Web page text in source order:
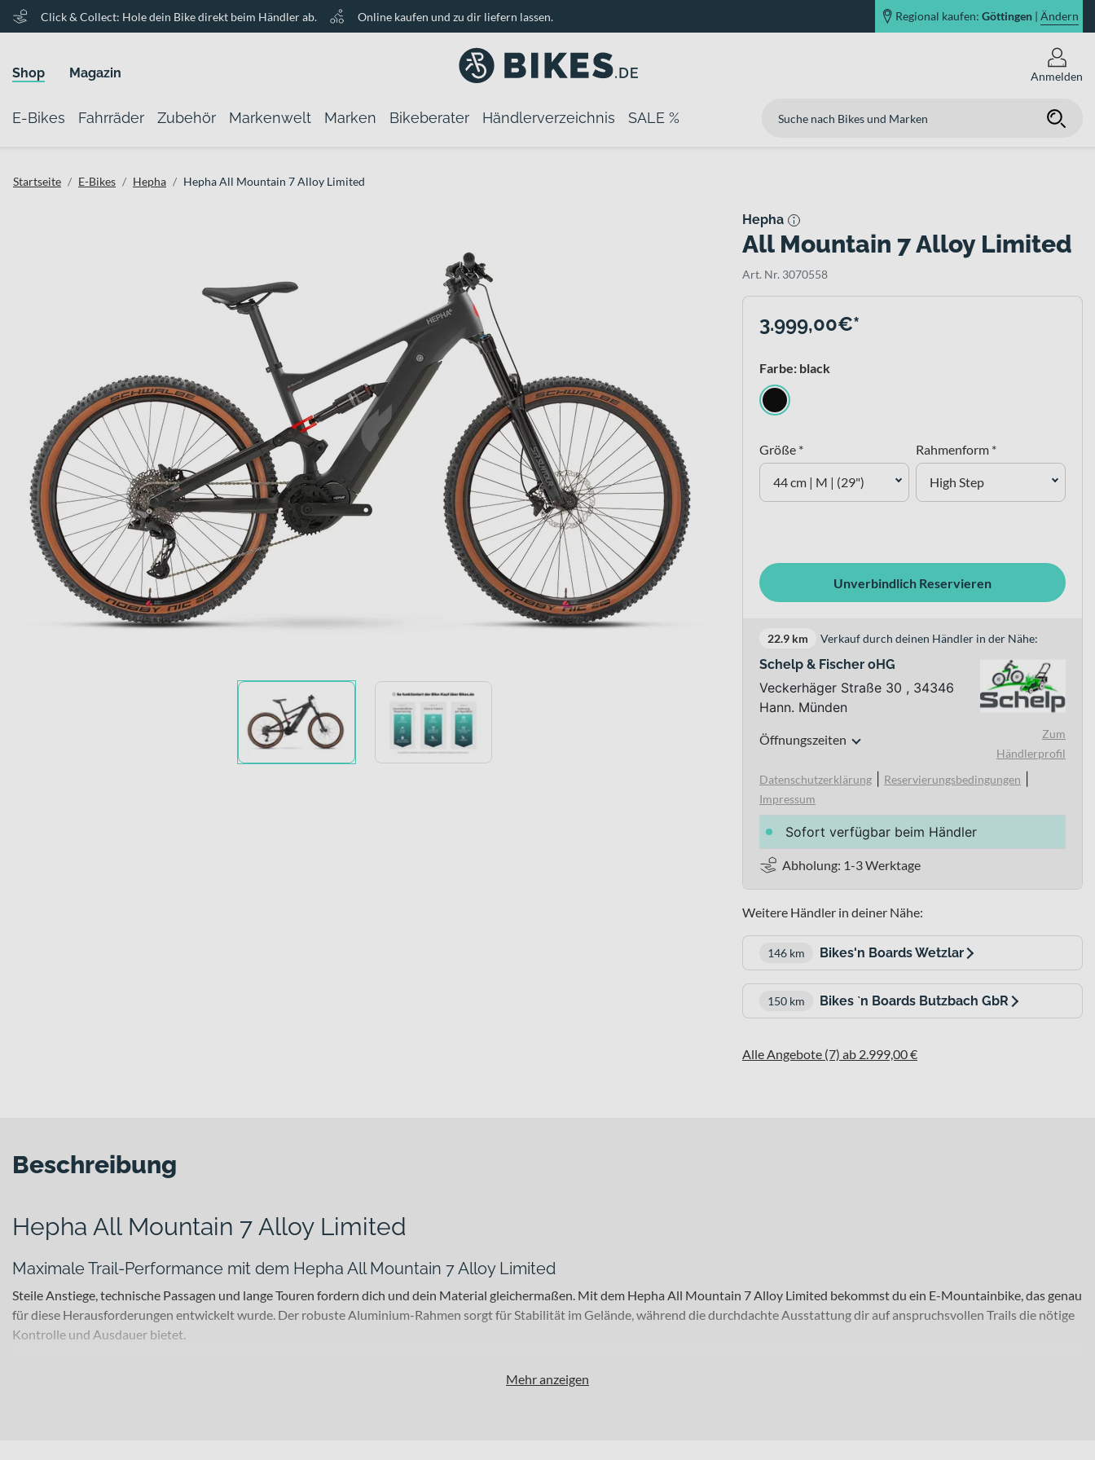
Click & Collect: Hole dein Bike direkt beim Händler ab. Online kaufen und zu dir liefern lassen. Regional kaufen: Göttingen | Ändern
Shop Magazin Anmelden
E-Bikes Fahrräder Zubehör Markenwelt Marken Bikeberater Händlerverzeichnis SALE %
Startseite E-Bikes Hepha Hepha All Mountain 7 Alloy Limited
Hepha
All Mountain 7 Alloy Limited
Art. Nr. 3070558
3.999,00€*
Farbe: black
Größe *
44 cm | M | (29")
Rahmenform *
High Step
Unverbindlich Reservieren
22.9 km Verkauf durch deinen Händler in der Nähe:
Schelp & Fischer oHG
Veckerhäger Straße 30 , 34346
Hann. Münden
Öffnungszeiten
Zum
Händlerprofil
Datenschutzerklärung
Reservierungsbedingungen
Impressum
Sofort verfügbar beim Händler
Abholung: 1-3 Werktage
Weitere Händler in deiner Nähe:
146 km Bikes'n Boards Wetzlar
150 km Bikes `n Boards Butzbach GbR
Alle Angebote (7) ab 2.999,00 €
Beschreibung
Hepha All Mountain 7 Alloy Limited
Maximale Trail-Performance mit dem Hepha All Mountain 7 Alloy Limited
Steile Anstiege, technische Passagen und lange Touren fordern dich und dein Material gleichermaßen. Mit dem Hepha All Mountain 7 Alloy Limited bekommst du ein E-Mountainbike, das genau
für diese Herausforderungen entwickelt wurde. Der robuste Aluminium-Rahmen sorgt für Stabilität im Gelände, während die durchdachte Ausstattung dir auf anspruchsvollen Trails die nötige
Kontrolle und Ausdauer bietet.
Mehr anzeigen